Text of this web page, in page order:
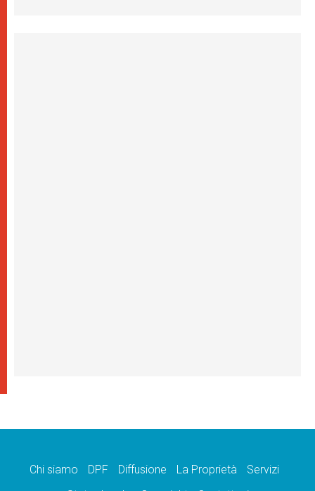
Chi siamo DPF Diffusione La Proprietà
Servizi